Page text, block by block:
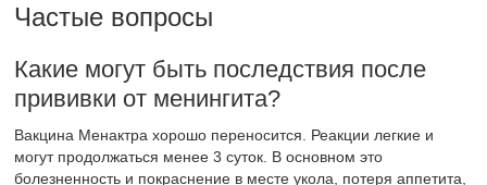
Частые вопросы
Какие могут быть последствия после
прививки от менингита?
Вакцина Менактра хорошо переносится. Реакции легкие и
могут продолжаться менее 3 суток. В основном это
болезненность и покраснение в месте укола, потеря аппетита,